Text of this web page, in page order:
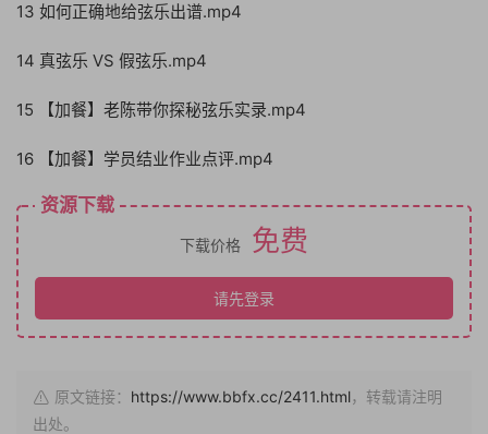
13 如何正确地给弦乐出谱.mp4
14 真弦乐 VS 假弦乐.mp4
15 【加餐】老陈带你探秘弦乐实录.mp4
16 【加餐】学员结业作业点评.mp4
资源下载
下载价格 免费
请先登录
原文链接： https://www.bbfx.cc/2411.html，转载请注明
出处。